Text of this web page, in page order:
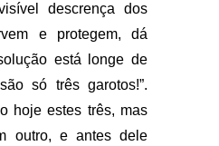
descrença dos
e protegem, dá
está longe de
só três garotos!”.
hoje estes três, mas
outro, e antes dele